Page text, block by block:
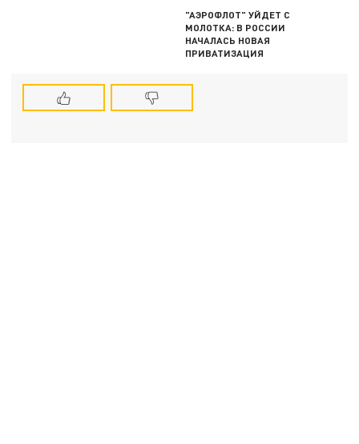
"АЭРОФЛОТ" УЙДЕТ С
МОЛОТКА: В РОССИИ
НАЧАЛАСЬ НОВАЯ
ПРИВАТИЗАЦИЯ